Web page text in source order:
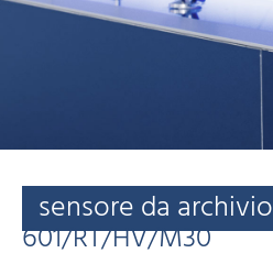
sensore da archivio
601/RT/HV/M30